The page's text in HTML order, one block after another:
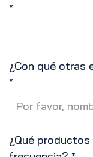
*
¿Con qué otras
*
¿Qué